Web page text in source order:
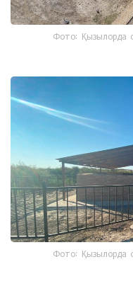
Фото: Қызылорда
Фото: Қызылорда